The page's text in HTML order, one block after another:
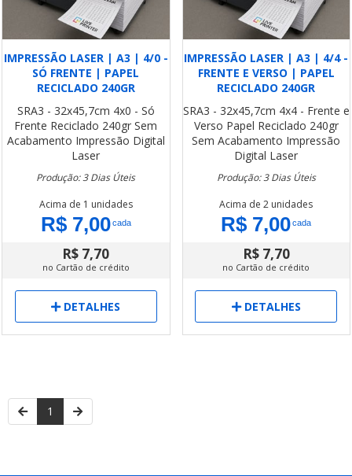
IMPRESSÃO LASER | A3 | 4/0 -
SÓ FRENTE | PAPEL
RECICLADO 240GR
SRA3 - 32x45,7cm 4x0 - Só
Frente Reciclado 240gr Sem
Acabamento Impressão Digital
Laser
Produção: 3 Dias Úteis
Acima de 1 unidades
R$ 7,00cada
R$ 7,70
no Cartão de crédito
DETALHES
IMPRESSÃO LASER | A3 | 4/4 -
FRENTE E VERSO | PAPEL
RECICLADO 240GR
SRA3 - 32x45,7cm 4x4 - Frente e
Verso Papel Reciclado 240gr
Sem Acabamento Impressão
Digital Laser
Produção: 3 Dias Úteis
Acima de 2 unidades
R$ 7,00cada
R$ 7,70
no Cartão de crédito
DETALHES
1